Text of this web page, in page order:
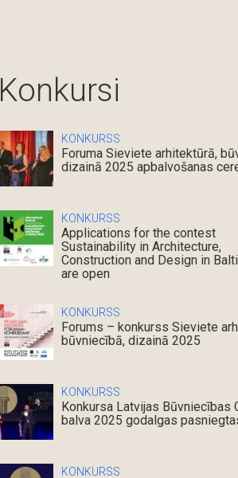
Konkursi
KONKURSS
Foruma Sieviete arhitektūrā,
dizainā 2025 apbalvošanas
KONKURSS
Applications for the contest
Sustainability in Architecture,
Construction and Design in
are open
KONKURSS
Forums – konkurss Sieviete
būvniecībā, dizainā 2025
KONKURSS
Konkursa Latvijas Būvniecības
balva 2025 godalgas
KONKURSS